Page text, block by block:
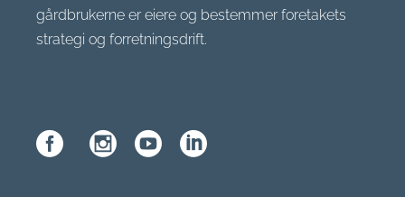
gårdbrukerne er eiere og bestemmer foretakets
strategi og forretningsdrift.